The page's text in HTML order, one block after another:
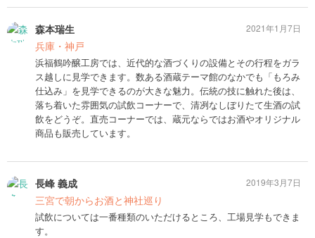
森本瑞生
兵庫・神戸
浜福鶴吟醸工房では、近代的な酒づくりの設備とその行程をガラ
ス越しに見学できます。数ある酒蔵テーマ館のなかでも「もろみ
仕込み」を見学できるのが大きな魅力。伝統の技に触れた後は、
落ち着いた雰囲気の試飲コーナーで、清冽なしぼりたて生酒の試
飲をどうぞ。直売コーナーでは、蔵元ならではお酒やオリジナル
商品も販売しています。
2021年1月7日
長峰 義成
三宮で朝からお酒と神社巡り
試飲については一番種類のいただけるところ、工場見学もできま
す。
2019年3月7日